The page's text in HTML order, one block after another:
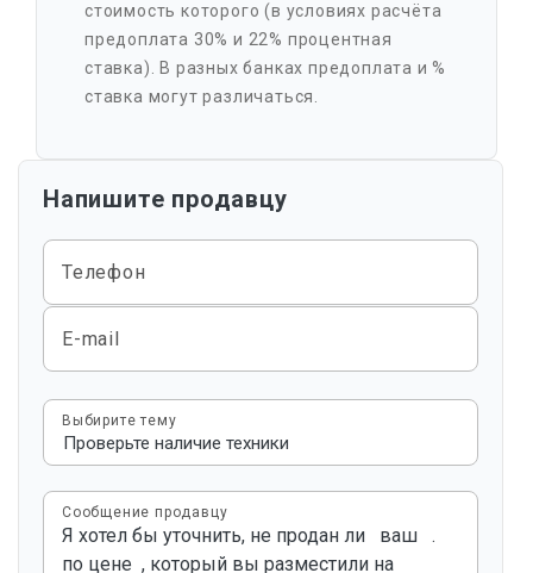
стоимость которого(в условиях расчёта
предоплата 30% и 22% процентная
ставка). В разных банках предоплата и %
ставка могут различаться.
Напишите продавцу
Телефон
E-mail
Выбирите тему
Сообщение продавцу